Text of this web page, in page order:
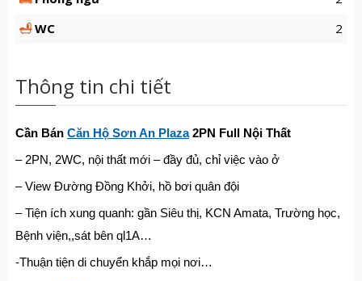
WC
2
Thông tin chi tiết
Cần Bán Căn HộSơn AnPlaza2PN Full Nội Thất
– 2PN, 2WC, nội thất mới – đầy đủ, chỉ việc vào ở
– View Đường Đồng Khởi, hồ bơi quân đội
– Tiện ích xung quanh: gần Siêu thị, KCN Amata, Trường học,
Bệnh viện,,sát bên ql1A…
-Thuận tiện di chuyển khắp mọi nơi…